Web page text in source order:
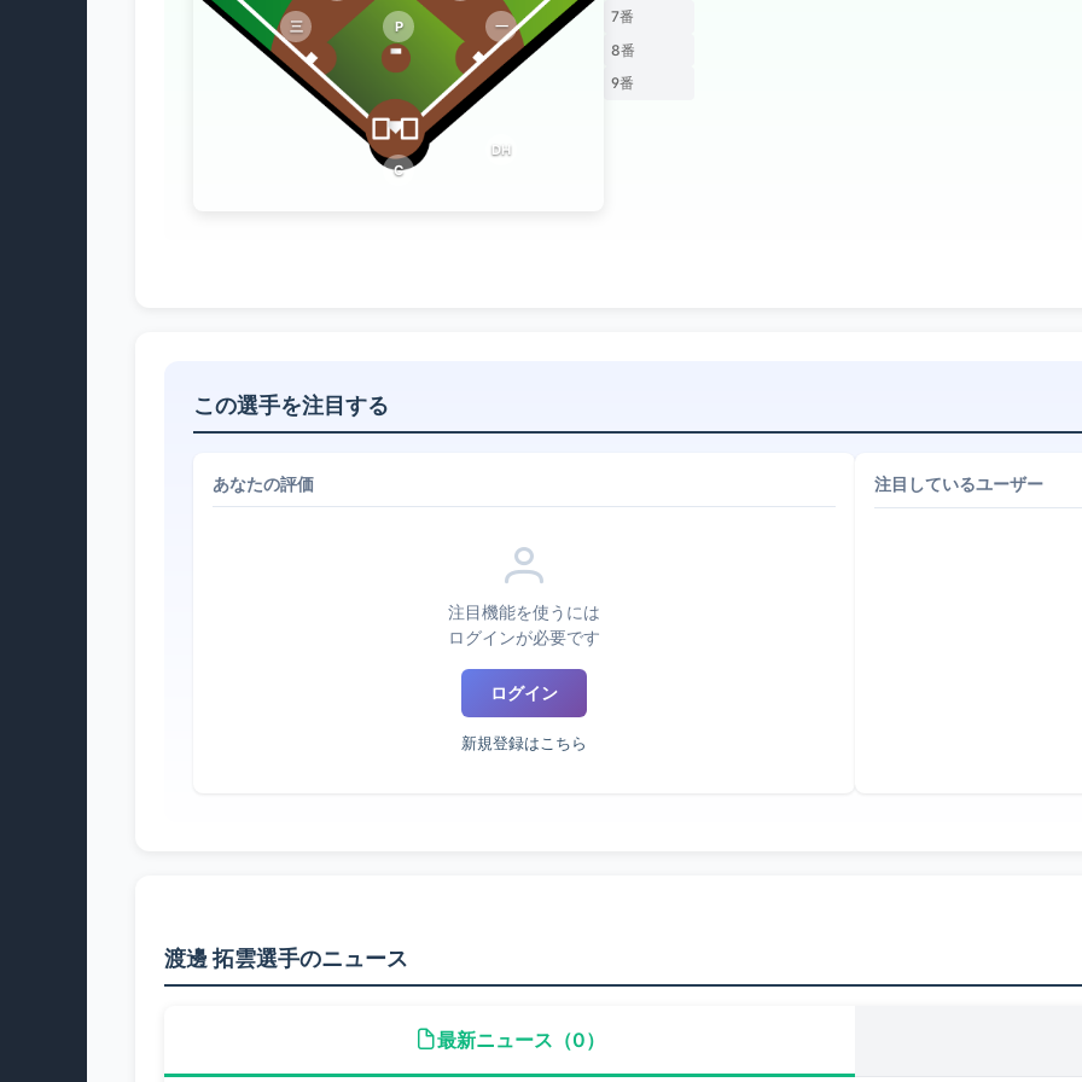
P
C
一
三
DH
7番
8番
9番
この選手を注目する
あなたの評価
注目機能を使うには
ログインが必要です
ログイン
新規登録はこちら
注目しているユーザー
渡邊 拓雲選手のニュース
最新ニュース（0）